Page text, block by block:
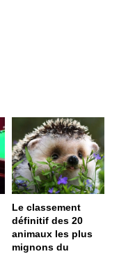
Le classement
définitif des 20
animaux les plus
mignons du